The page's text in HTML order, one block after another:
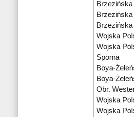
Brzezińska
Brzezińska
Brzezińska
Wojska
Wojska
Sporna
Boya-
Boya-
Obr.
Wojska
Wojska